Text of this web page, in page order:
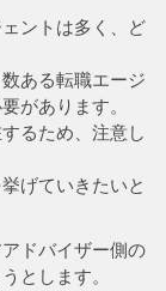
ントは多く、ど
ある転職エージ
があります。
るため、注意し
げていきたいと
ドバイザー側の
とします。